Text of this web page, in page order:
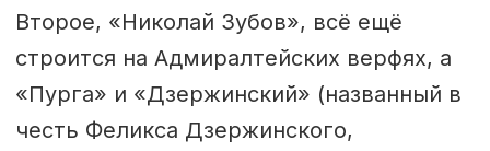
Второе, «Николай Зубов», всё ещё
строится на Адмиралтейских верфях, а
«Пурга» и «Дзержинский» (названный в
честь Феликса Дзержинского,